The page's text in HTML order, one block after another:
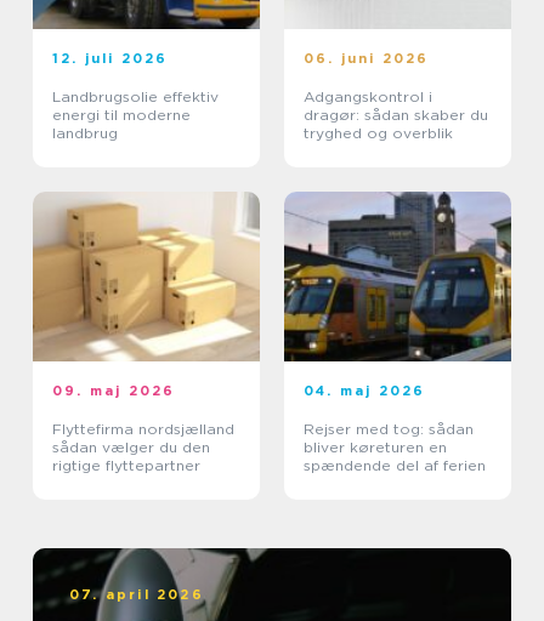
12. juli 2026
Landbrugsolie effektiv
energi til moderne
landbrug
06. juni 2026
Adgangskontrol i
dragør: sådan skaber du
tryghed og overblik
09. maj 2026
Flyttefirma nordsjælland
sådan vælger du den
rigtige flyttepartner
04. maj 2026
Rejser med tog: sådan
bliver køreturen en
spændende del af ferien
07. april 2026